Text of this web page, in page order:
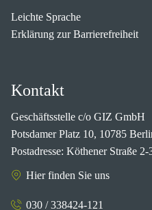
Leichte Sprache
Erklärung zur Barrierefreiheit
Kontakt
Geschäftsstelle c/o GIZ GmbH
Potsdamer Platz 10, 10785
Postadresse: Köthener Straße
Hier finden Sie uns
030 / 338424-121